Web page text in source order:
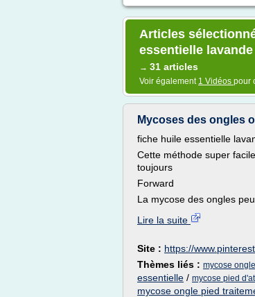
Articles
essentielle lavande
→ 31 articles
Voir également 1 Vidéos pour
Mycoses des ongles
fiche huile essentielle
Cette méthode super
toujours
Forward
La mycose des ongles
Lire la suite
Site : https://
Thèmes liés : mycose
essentielle / mycose pied
mycose ongle pied